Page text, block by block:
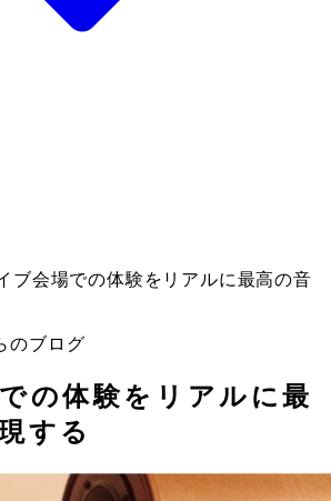
ブ会場での体験をリアルに最高の音
のブログ
の体験をリアルに最
する